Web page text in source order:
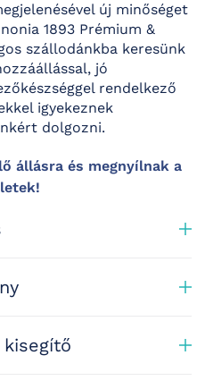
új minőséget
1893 Prémium &
szállodánkba keresünk
jó
rendelkező
igyekeznek
dolgozni.
állásra és megnyílnak a
kisegítő